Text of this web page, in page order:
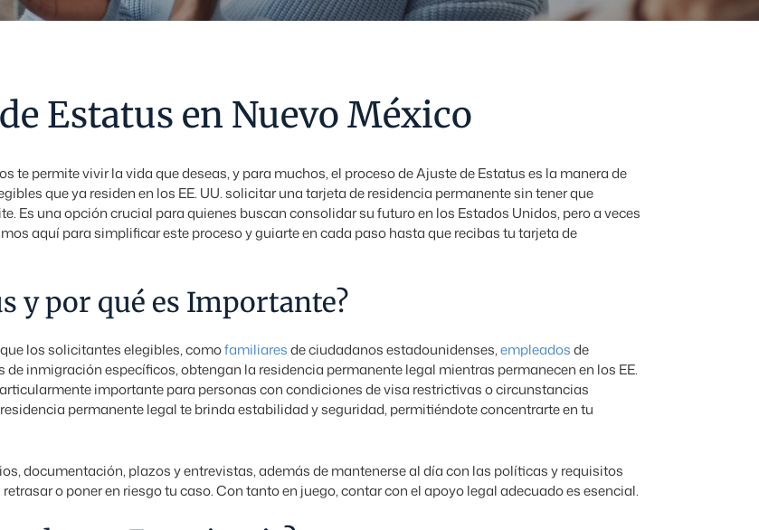
Estatus en Nuevo México
te permite vivir la vida que deseas, y para muchos, el proceso de Ajuste de Estatus es la manera de
que ya residen en los EE. UU. solicitar una tarjeta de residencia permanente sin tener que
Es una opción crucial para quienes buscan consolidar su futuro en los Estados Unidos, pero a veces
aquí para simplificar este proceso y guiarte en cada paso hasta que recibas tu tarjeta de
y por qué es Importante?
los solicitantes elegibles, comofamiliaresde ciudadanos estadounidenses,empleadosde
inmigración específicos, obtengan la residencia permanente legal mientras permanecen en los EE.
importante para personas con condiciones de visa restrictivas o circunstancias
permanente legal te brinda estabilidad y seguridad, permitiéndote concentrarte en tu
documentación, plazos y entrevistas, además de mantenerse al día con las políticas y requisitos
o poner en riesgo tu caso. Con tanto en juego, contar con el apoyo legal adecuado es esencial.